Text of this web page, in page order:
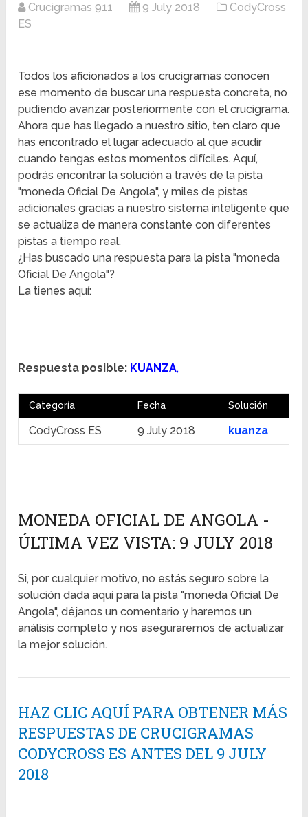
Crucigramas 911 9 July 2018
CodyCross
ES
Todos los aficionados a los crucigramas conocen
ese momento de buscar una respuesta concreta, no
pudiendo avanzar posteriormente con el crucigrama.
Ahora que has llegado a nuestro sitio, ten claro que
has encontrado el lugar adecuado al que acudir
cuando tengas estos momentos difíciles. Aquí,
podrás encontrar la solución a través de la pista
"moneda Oficial De Angola", y miles de pistas
adicionales gracias a nuestro sistema inteligente que
se actualiza de manera constante con diferentes
pistas a tiempo real.
¿Has buscado una respuesta para la pista "moneda
Oficial De Angola"?
La tienes aquí:
Respuesta posible: KUANZA,
Categoría Fecha Solución
CodyCross ES 9 July 2018 kuanza
MONEDA OFICIAL DE ANGOLA -
ÚLTIMA VEZ VISTA: 9 JULY 2018
Si, por cualquier motivo, no estás seguro sobre la
solución dada aquí para la pista "moneda Oficial De
Angola", déjanos un comentario y haremos un
análisis completo y nos aseguraremos de actualizar
la mejor solución.
HAZ CLIC AQUÍ PARA OBTENER MÁS
RESPUESTAS DE CRUCIGRAMAS
CODYCROSS ES ANTES DEL 9 JULY
2018